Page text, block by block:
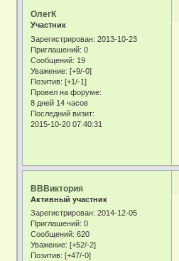
ОлегК
Участник
Зарегистрирован: 2013-10-23
Приглашений: 0
Сообщений: 19
Уважение: [+9/-0]
Позитив: [+1/-1]
Провел на форуме:
8 дней 14 часов
Последний визит:
2015-10-20 07:40:31
ВВВиктория
Активный участник
Зарегистрирован: 2014-12-05
Приглашений: 0
Сообщений: 620
Уважение: [+52/-2]
Позитив: [+47/-0]